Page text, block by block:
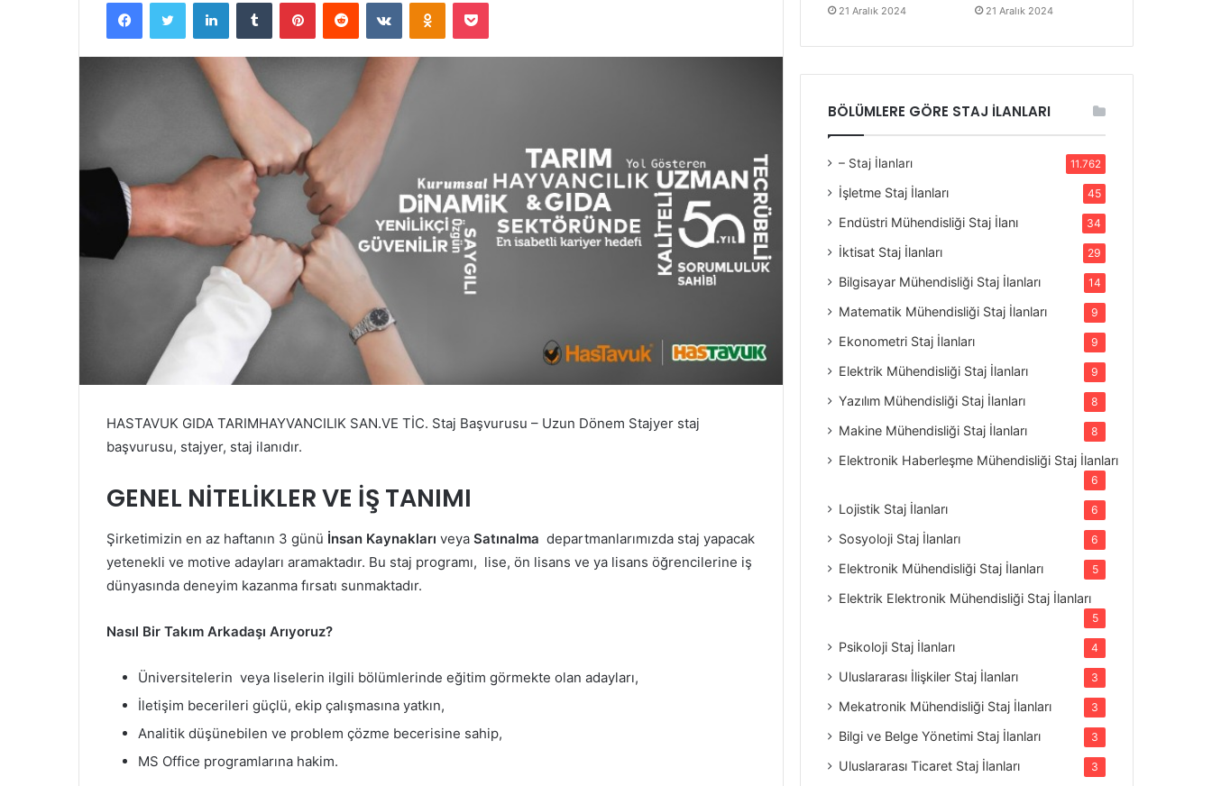
HASTAVUK GIDA TARIMHAYVANCILIK SAN.VE TİC. Staj Başvurusu – Uzun Dönem Stajyer staj
başvurusu, stajyer, staj ilanıdır.
GENEL NİTELİKLER VE İŞ TANIMI
Şirketimizin en az haftanın 3 günü İnsan Kaynakları veya Satınalma departmanlarımızda staj yapacak
yetenekli ve motive adayları aramaktadır. Bu staj programı, lise, ön lisans ve ya lisans öğrencilerine iş
dünyasında deneyim kazanma fırsatı sunmaktadır.
Nasıl Bir Takım Arkadaşı Arıyoruz?
Üniversitelerin veya liselerin ilgili bölümlerinde eğitim görmekte olan adayları,
İletişim becerileri güçlü, ekip çalışmasına yatkın,
Analitik düşünebilen ve problem çözme becerisine sahip,
MS Office programlarına hakim.
21 Aralık 2024 21 Aralık 2024
BÖLÜMLERE GÖRE STAJ İLANLARI
– Staj İlanları 11.762
İşletme Staj İlanları 45
Endüstri Mühendisliği Staj İlanı 34
İktisat Staj İlanları 29
Bilgisayar Mühendisliği Staj İlanları 14
Matematik Mühendisliği Staj İlanları 9
Ekonometri Staj İlanları 9
Elektrik Mühendisliği Staj İlanları 9
Yazılım Mühendisliği Staj İlanları 8
Makine Mühendisliği Staj İlanları 8
Elektronik Haberleşme Mühendisliği Staj İlanları
6
Lojistik Staj İlanları 6
Sosyoloji Staj İlanları 6
Elektronik Mühendisliği Staj İlanları 5
Elektrik Elektronik Mühendisliği Staj İlanları
5
Psikoloji Staj İlanları 4
Uluslararası İlişkiler Staj İlanları 3
Mekatronik Mühendisliği Staj İlanları 3
Bilgi ve Belge Yönetimi Staj İlanları 3
Uluslararası Ticaret Staj İlanları 3